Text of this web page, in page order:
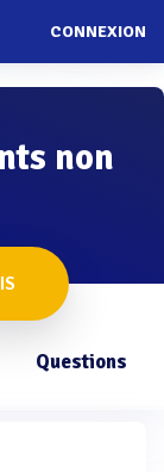
CONNEXION
non
Questions